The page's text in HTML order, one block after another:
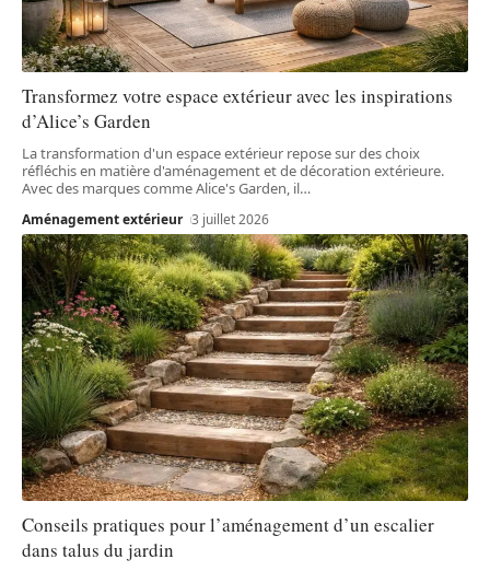
Transformez votre espace extérieur avec les inspirations
d’Alice’s Garden
La transformation d'un espace extérieur repose sur des choix
réfléchis en matière d'aménagement et de décoration extérieure.
Avec des marques comme Alice's Garden, il…
Aménagement extérieur 3 juillet 2026
Conseils pratiques pour l’aménagement d’un escalier
dans talus du jardin